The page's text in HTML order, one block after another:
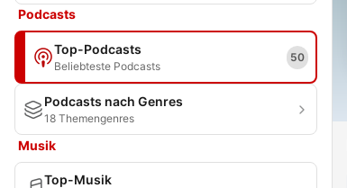
Podcasts
Top-Podcasts
Beliebteste Podcasts
50
Podcasts nach Genres
18 Themengenres
Musik
Top-Musik